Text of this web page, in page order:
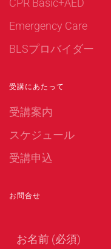
CPR Basic+AED
Emergency Care
BLSプロバイダー
受講にあたって
受講案内
スケジュール
受講申込
お問合せ
お名前 (必須)